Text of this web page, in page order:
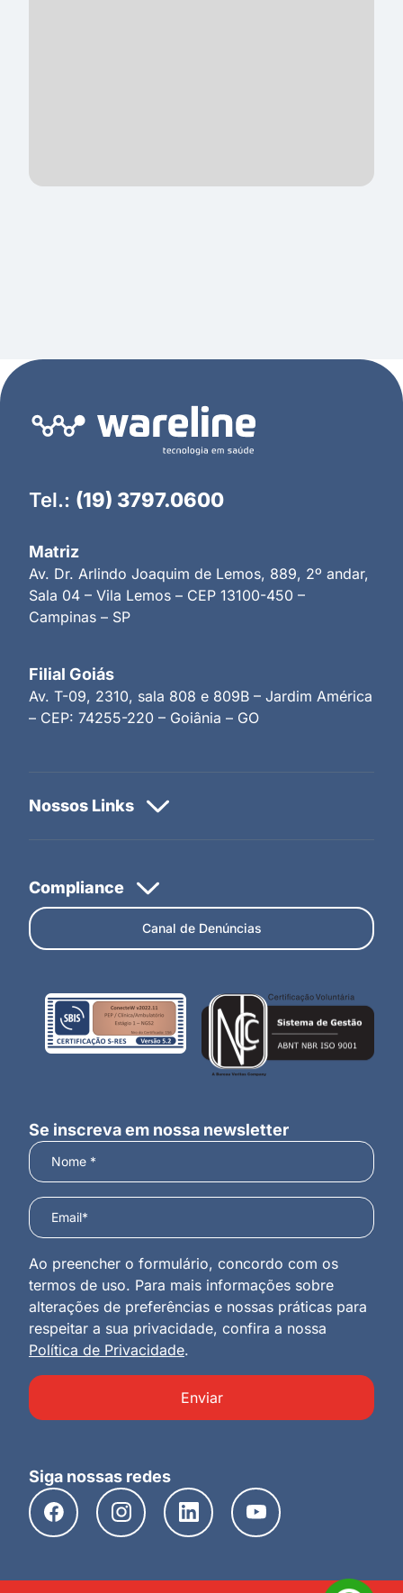
Tel.: (19) 3797.0600
Matriz
Av. Dr. Arlindo Joaquim de Lemos, 889, 2º andar,
Sala 04 – Vila Lemos – CEP 13100-450 –
Campinas – SP
Filial Goiás
Av. T-09, 2310, sala 808 e 809B – Jardim América
– CEP: 74255-220 – Goiânia – GO
Canal de Denúncias
Se inscreva em nossa newsletter
Ao preencher o formulário, concordo com os
termos de uso. Para mais informações sobre
alterações de preferências e nossas práticas para
respeitar a sua privacidade, confira a nossa
Política de Privacidade.
Enviar
Siga nossas redes